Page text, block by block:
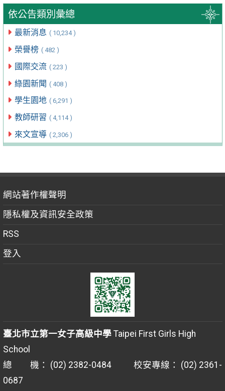
依公告類別彙總
最新消息 ( 10,234 )
榮譽榜 ( 482 )
國際交流 ( 223 )
綠園新聞 ( 408 )
學生園地 ( 6,291 )
教師研習 ( 4,114 )
來文宣導 ( 2,306 )
網站著作權聲明
隱私權及資訊安全政策
RSS
登入
臺北市立第一女子高級中學Taipei First Girls High
School
總 機： (02) 2382-0484 校安專線： (02) 2361-
0687